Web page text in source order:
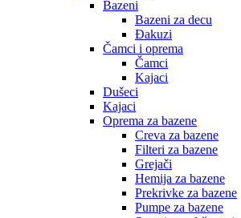
Bazeni
Bazeni za decu
Đakuzi
Čamci i oprema
Čamci
Kajaci
Dušeci
Kajaci
Oprema za bazene
Creva za bazene
Filteri za bazene
Grejači
Hemija za bazene
Prekrivke za bazene
Pumpe za bazene